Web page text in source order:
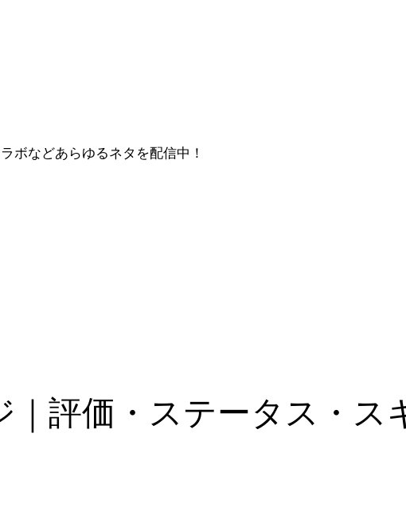
ボなどあらゆるネタを配信中！
｜評価・ステータス・ス